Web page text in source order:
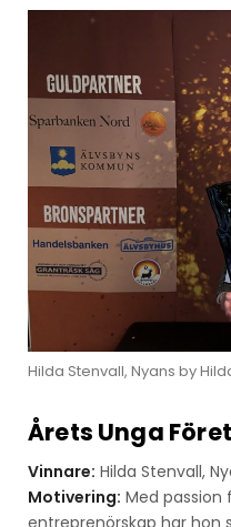
Hilda Stenvall, Nyans by
Årets Unga
Vinnare: Hilda Stenvall,
Motivering: Med passion